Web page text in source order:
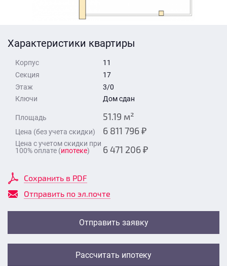
Характеристики квартиры
Корпус
11
Секция
17
Этаж
3/0
Ключи
Дом сдан
Площадь 51.19 м²
Цена (без учета скидки) 6 811 796 ₽
Цена с учетом скидки при
100% оплате (ипотеке) 6 471 206 ₽
Сохранить в PDF
Отправить по эл.почте
Отправить заявку
Рассчитать ипотеку
Отправить
Отправить